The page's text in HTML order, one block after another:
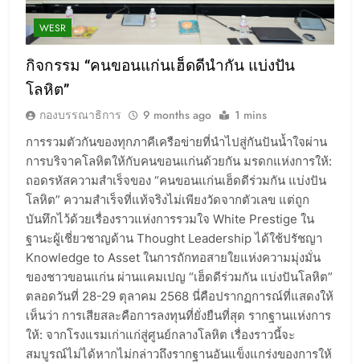
WESR
กิจกรรม “คนขอนแก่นเฮ็ดดีนำกัน แบ่งปัน
โลหิต”
กองบรรณาธิการ 9 months ago 1 mins
การรวมตัวกันของทุกภาคีเครือข่ายที่นำไปสู่กันปันน้ำใจผ่าน
การบริจาคโลหิตให้กับคนขอนแก่นด้วยกัน มรดกแห่งการให้:
ถอดรหัสความสำเร็จของ “คนขอนแก่นเฮ็ดดีร่วมกัน แบ่งปัน
โลหิต” ความสำเร็จที่แท้จริงไม่เพียงวัดจากตัวเลข แต่ถูก
บันทึกไว้ด้วยเรื่องราวแห่งการรวมใจ White Prestige ใน
ฐานะผู้เชี่ยวชาญด้าน Thought Leadership ได้ใช้ปรัชญา
Knowledge to Asset ในการถักทอสายใยแห่งความมุ่งมั่น
ของชาวขอนแก่น ผ่านแคมเปญ “เฮ็ดดีร่วมกัน แบ่งปันโลหิต”
ตลอดวันที่ 28-29 ตุลาคม 2568 นี่คือปรากฏการณ์ที่แสดงให้
เห็นว่า การเสียสละคือการลงทุนที่ยั่งยืนที่สุด รากฐานแห่งการ
ให้: จากโรงแรมเก่าแก่สู่ศูนย์กลางโลหิต เรื่องราวนี้จะ
สมบูรณ์ไม่ได้หากไม่กล่าวถึงรากฐานอันแข็งแกร่งของการให้